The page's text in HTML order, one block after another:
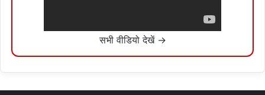
सभी वीडियो देखें →